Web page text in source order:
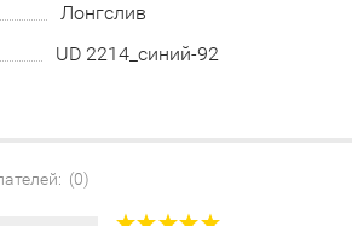
Лонгслив
UD 2214_синий-92
(0)